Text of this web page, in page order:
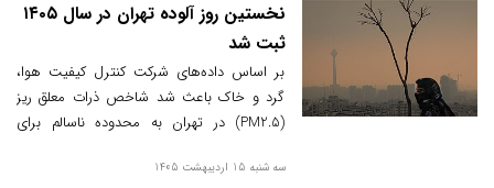
نخستین روز آلوده تهران در سال ۱۴۰۵
ثبت شد
بر اساس داده‌های شرکت کنترل کیفیت هوا،
گرد و خاک باعث شد شاخص ذرات معلق ریز
(PM2.5) در تهران به محدوده ناسالم برای
دوشنبه ۱۴ اردیبهشت آغاز شد و تا روز سه‌شنبه
سه شنبه 15 اردیبهشت 1405